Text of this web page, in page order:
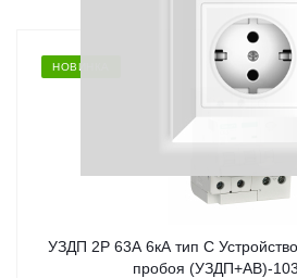
НОВИНКА
УЗДП 2P 63А 6кА тип C
пробоя (УЗДП+АВ)-